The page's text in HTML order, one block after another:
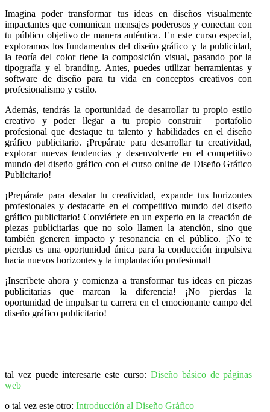
Imagina poder transformar tus ideas en diseños visualmente
impactantes que comunican mensajes poderosos y conectan con
tu público objetivo de manera auténtica. En este curso especial,
exploramos los fundamentos del diseño gráfico y la publicidad,
la teoría del color tiene la composición visual, pasando por la
tipografía y el branding. Antes, puedes utilizar herramientas y
software de diseño para tu vida en conceptos creativos con
profesionalismo y estilo.
Además, tendrás la oportunidad de desarrollar tu propio estilo
creativo y poder llegar a tu propio construir portafolio
profesional que destaque tu talento y habilidades en el diseño
gráfico publicitario. ¡Prepárate para desarrollar tu creatividad,
explorar nuevas tendencias y desenvolverte en el competitivo
mundo del diseño gráfico con el curso online de Diseño Gráfico
Publicitario!
¡Prepárate para desatar tu creatividad, expande tus horizontes
profesionales y destacarte en el competitivo mundo del diseño
gráfico publicitario! Conviértete en un experto en la creación de
piezas publicitarias que no solo llamen la atención, sino que
también generen impacto y resonancia en el público. ¡No te
pierdas es una oportunidad única para la conducción impulsiva
hacia nuevos horizontes y la implantación profesional!
¡Inscríbete ahora y comienza a transformar tus ideas en piezas
publicitarias que marcan la diferencia! ¡No pierdas la
oportunidad de impulsar tu carrera en el emocionante campo del
diseño gráfico publicitario!
tal vez puede interesarte este curso: Diseño básico de páginas
web
o tal vez este otro: Introducción al Diseño Gráfico